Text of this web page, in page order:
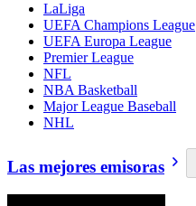
LaLiga
UEFA Champions League
UEFA Europa League
Premier League
NFL
NBA Basketball
Major League Baseball
NHL
Las mejores emisoras